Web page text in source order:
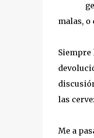
malas, o
Siempre
las
Me a